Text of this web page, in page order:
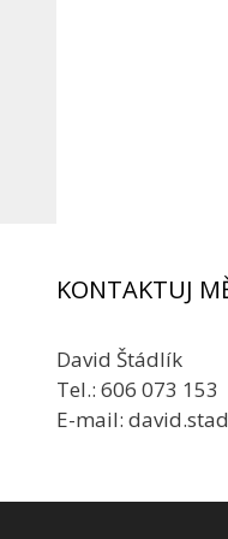
KONTAKTUJ
David Štádlík
Tel.: 606 073 153
E-mail: